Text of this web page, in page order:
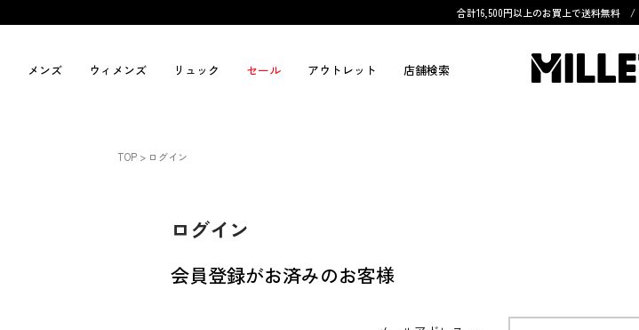
合計16,500円以上のお買上で送料無料 /
メンズ ウィメンズ リュック セール アウトレット 店舗検索
TOP ログイン
ログイン
会員登録がお済みのお客様